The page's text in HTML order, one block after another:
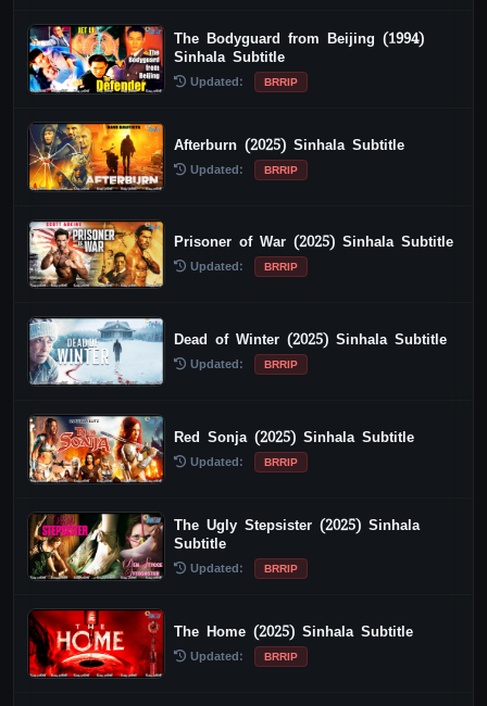
The Bodyguard from Beijing (1994)
Sinhala Subtitle
Updated: BRRIP
Afterburn (2025) Sinhala Subtitle
Updated: BRRIP
Prisoner of War (2025) Sinhala Subtitle
Updated: BRRIP
Dead of Winter (2025) Sinhala Subtitle
Updated: BRRIP
Red Sonja (2025) Sinhala Subtitle
Updated: BRRIP
The Ugly Stepsister (2025) Sinhala
Subtitle
Updated: BRRIP
The Home (2025) Sinhala Subtitle
Updated: BRRIP